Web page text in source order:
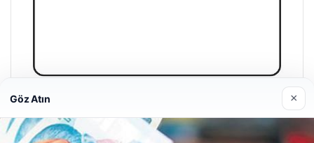
Enes Kaplan Avukatlık Bürosu
28/04/2026
Göz Atın ×